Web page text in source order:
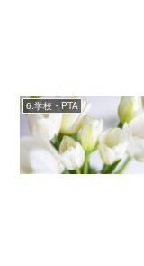
6.学校・PTA